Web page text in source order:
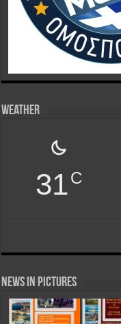
Weather
31C
News in Pictures